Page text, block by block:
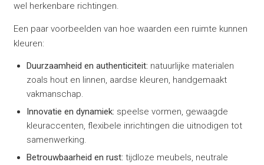
wel herkenbare richtingen.
Een paar voorbeelden van hoe waarden een ruimte kunnen
kleuren:
Duurzaamheid en authenticiteit: natuurlijke materialen
zoals hout en linnen, aardse kleuren, handgemaakt
vakmanschap.
Innovatie en dynamiek: speelse vormen, gewaagde
kleuraccenten, flexibele inrichtingen die uitnodigen tot
samenwerking.
Betrouwbaarheid en rust: tijdloze meubels, neutrale